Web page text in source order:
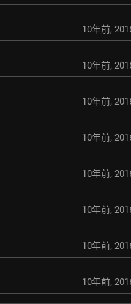
10年前,
10年前,
10年前,
10年前,
10年前,
10年前,
10年前,
10年前,